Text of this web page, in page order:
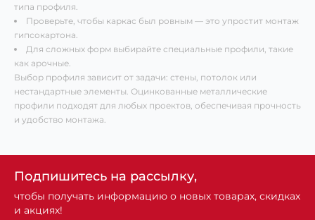
типа профиля.
Проверьте, чтобы каркас был ровным — это упростит монтаж
гипсокартона.
Для сложных форм выбирайте специальные профили, такие
как арочные.
Выбор профиля зависит от задачи: стены, потолок или
нестандартные элементы. Оцинкованные металлические
профили подходят для любых проектов, обеспечивая прочность
и удобство монтажа.
Подпишитесь на рассылку,
чтобы получать информацию о новых товарах, скидках
и акциях!